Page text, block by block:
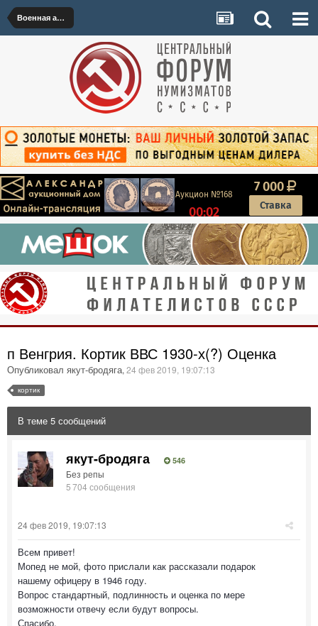
Военная археология
п Венгрия. Кортик ВВС 1930-х(?) Оценка
Опубликовал якут-бродяга, 24 фев 2019, 19:07:13
кортик
В теме 5 сообщений
якут-бродяга 546
Без репы
5 704 сообщения
24 фев 2019, 19:07:13
Всем привет!
Мопед не мой, фото прислали как рассказали подарок
нашему офицеру в 1946 году.
Вопрос стандартный, подлинность и оценка по мере
возможности отвечу если будут вопросы.
Спасибо.